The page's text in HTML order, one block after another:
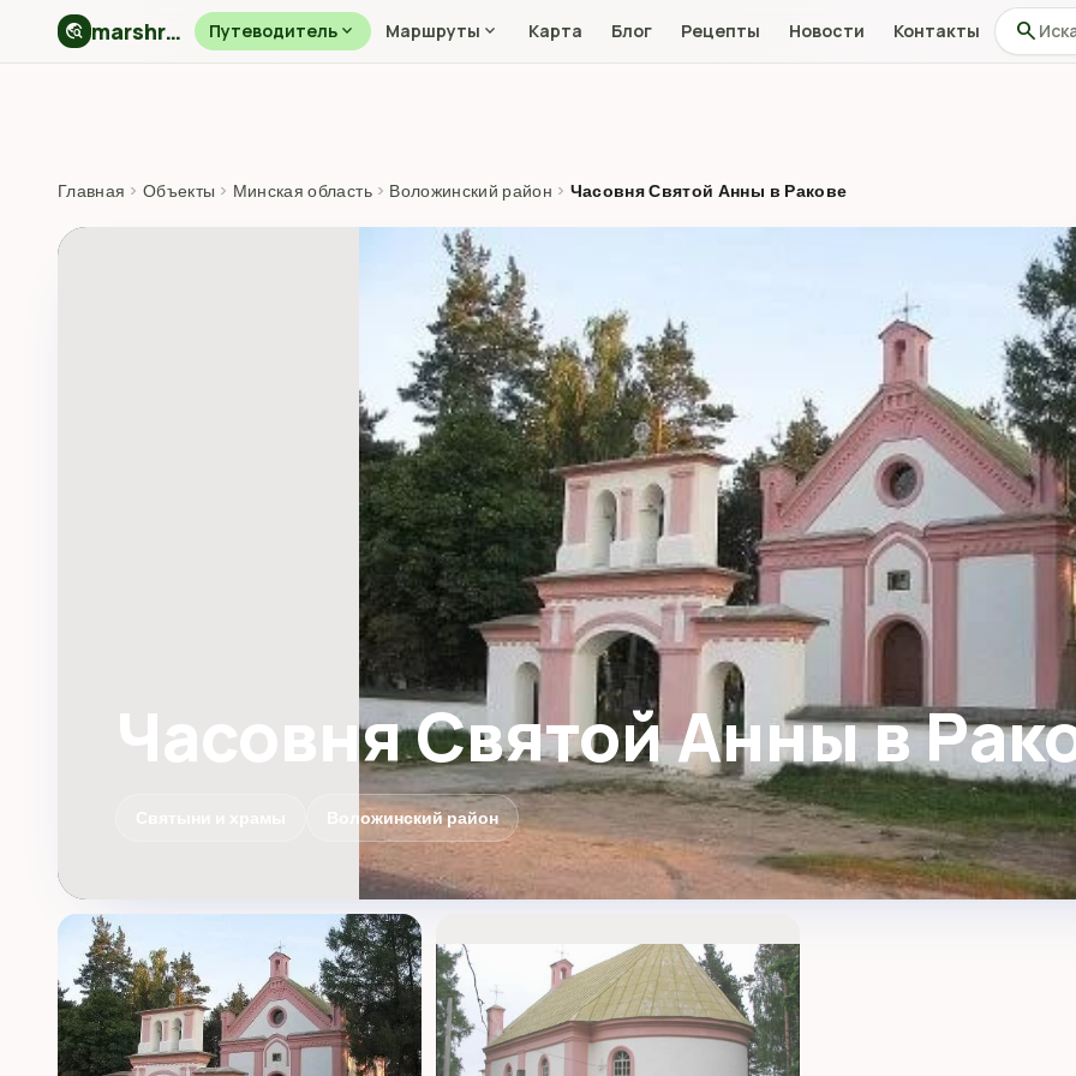
travel_explore marshryt.by Путеводительexpand_more Маршруты expand_more Карта Блог Рецепты Новости Контакты Поиск
search
Главная › Объекты › Минская область › Воложинский район › Часовня Святой Анны в Ракове
Часовня Святой Анны в
Воложинский район